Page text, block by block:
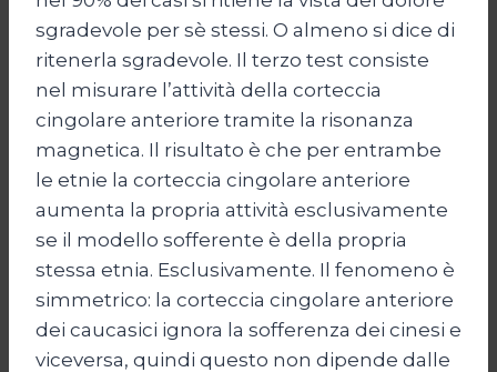
sgradevole per sè stessi. O almeno si dice di
ritenerla sgradevole. Il terzo test consiste
nel misurare l’attività della corteccia
cingolare anteriore tramite la risonanza
magnetica. Il risultato è che per entrambe
le etnie la corteccia cingolare anteriore
aumenta la propria attività esclusivamente
se il modello sofferente è della propria
stessa etnia. Esclusivamente. Il fenomeno è
simmetrico: la corteccia cingolare anteriore
dei caucasici ignora la sofferenza dei cinesi e
viceversa, quindi questo non dipende dalle